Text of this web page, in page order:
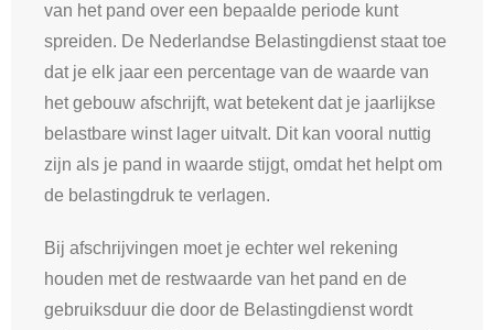
van het pand over een bepaalde periode kunt
spreiden. De Nederlandse Belastingdienst staat toe
dat je elk jaar een percentage van de waarde van
het gebouw afschrijft, wat betekent dat je jaarlijkse
belastbare winst lager uitvalt. Dit kan vooral nuttig
zijn als je pand in waarde stijgt, omdat het helpt om
de belastingdruk te verlagen.
Bij afschrijvingen moet je echter wel rekening
houden met de restwaarde van het pand en de
gebruiksduur die door de Belastingdienst wordt